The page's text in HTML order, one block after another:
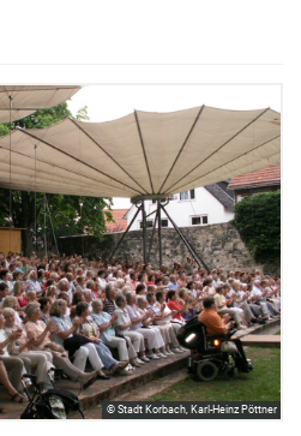
© Stadt Korbach, Karl-Heinz Pöttner